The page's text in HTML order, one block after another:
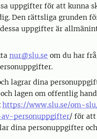
uppgifter för att kunna
Den rättsliga grunden
uppgifter är
nur@slu.se om du har
lagrar dina
lagen om offentlig
https://www.slu.se/om-
personuppgifter/ för att
dina personuppgifter